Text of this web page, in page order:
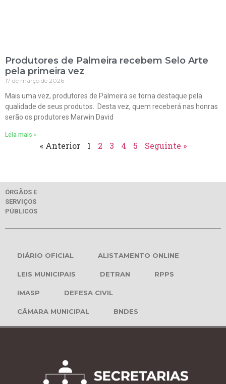
Produtores de Palmeira recebem Selo Arte
pela primeira vez
17 de março de 2026
Mais uma vez, produtores de Palmeira se torna destaque pela
qualidade de seus produtos. Desta vez, quem receberá nas honras
serão os produtores Marwin David
Leia mais »
« Anterior 1 2 3 4 5 Seguinte »
ÓRGÃOS E
SERVIÇOS
PÚBLICOS
DIÁRIO OFICIAL ALISTAMENTO ONLINE
LEIS MUNICIPAIS DETRAN RPPS
IMASP DEFESA CIVIL
CÂMARA MUNICIPAL BNDES